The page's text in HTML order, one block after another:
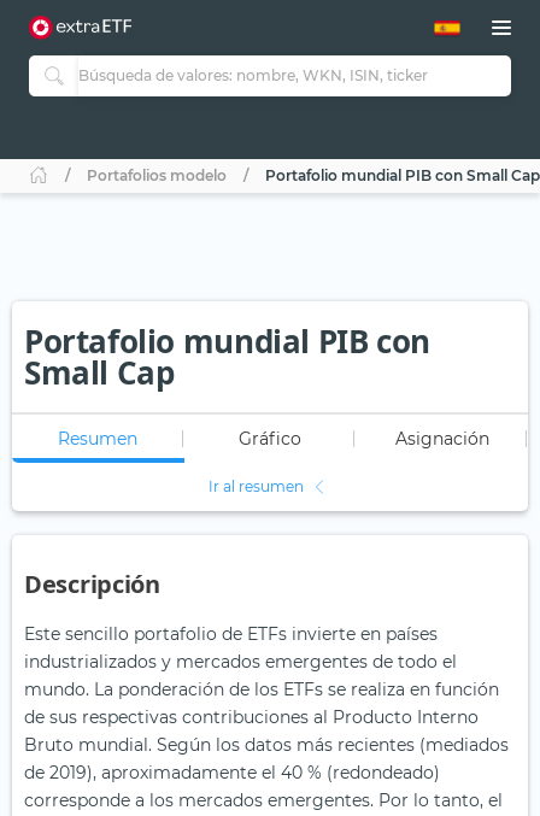
Portafolios modelo Portafolio mundial PIB con Small Cap
Portafolio mundial PIB con
Small Cap
Resumen Gráfico Asignación
Ir al resumen
Descripción
Este sencillo portafolio de ETFs invierte en países
industrializados y mercados emergentes de todo el
mundo. La ponderación de los ETFs se realiza en función
de sus respectivas contribuciones al Producto Interno
Bruto mundial. Según los datos más recientes (mediados
de 2019), aproximadamente el 40 % (redondeado)
corresponde a los mercados emergentes. Por lo tanto, el